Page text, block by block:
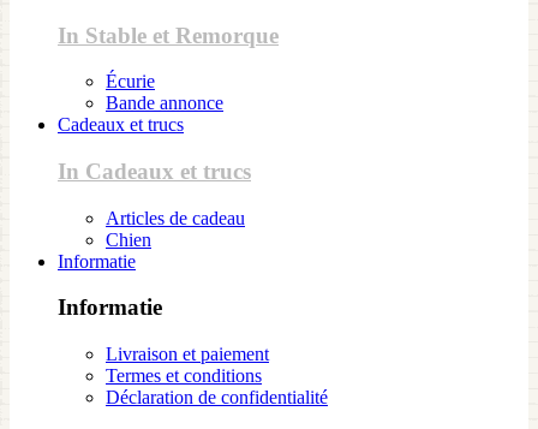
In Stable et Remorque
Écurie
Bande annonce
Cadeaux et trucs
In Cadeaux et trucs
Articles de cadeau
Chien
Informatie
Informatie
Livraison et paiement
Termes et conditions
Déclaration de confidentialité